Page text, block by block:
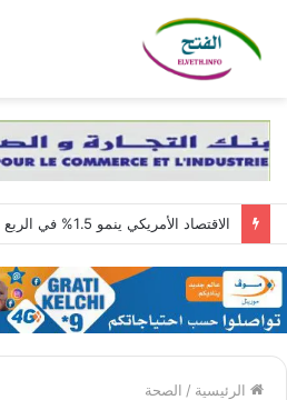
الرئيسية / الصحة